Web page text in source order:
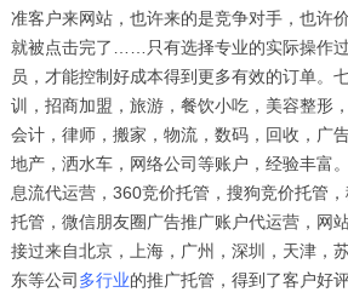
准客户来网站，也许来的是竞争对手，也许
就被点击完了……只有选择专业的实际操作
员，才能控制好成本得到更多有效的订单。
训，招商加盟，旅游，餐饮小吃，美容整形
会计，律师，搬家，物流，数码，回收，广
地产，洒水车，网络公司等账户，经验丰富
息流代运营，360竞价托管，搜狗竞价托管
托管，微信朋友圈广告推广账户代运营，网
接过来自北京，上海，广州，深圳，天津，
东等公司 多行业的推广托管，得到了客户好